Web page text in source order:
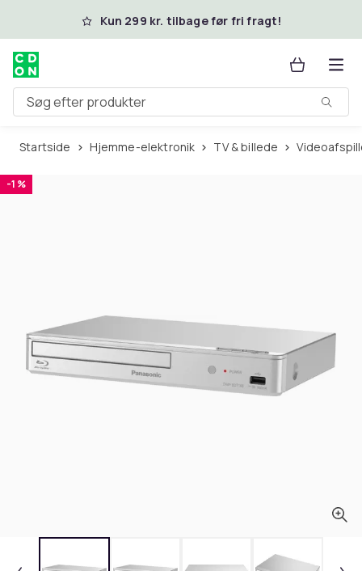
Spring til hovedindhold
Kun 299 kr. tilbage før fri fragt!
Søg efter produkter
Startside Hjemme-elektronik TV & billede
-1 %